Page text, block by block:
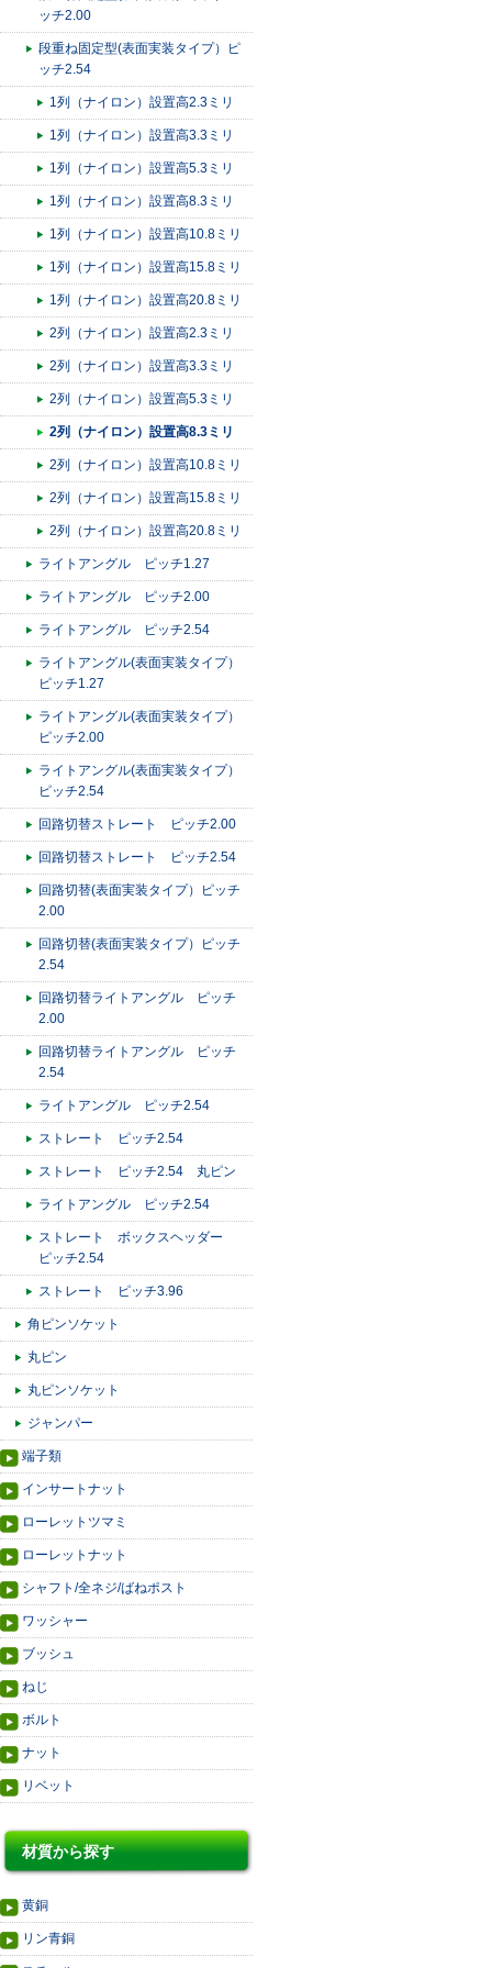
ッチ2.00
段重ね固定型(表面実装タイプ）ピ
ッチ2.54
1列（ナイロン）設置高2.3ミリ
1列（ナイロン）設置高3.3ミリ
1列（ナイロン）設置高5.3ミリ
1列（ナイロン）設置高8.3ミリ
1列（ナイロン）設置高10.8ミリ
1列（ナイロン）設置高15.8ミリ
1列（ナイロン）設置高20.8ミリ
2列（ナイロン）設置高2.3ミリ
2列（ナイロン）設置高3.3ミリ
2列（ナイロン）設置高5.3ミリ
2列（ナイロン）設置高8.3ミリ
2列（ナイロン）設置高10.8ミリ
2列（ナイロン）設置高15.8ミリ
2列（ナイロン）設置高20.8ミリ
ライトアングル ピッチ1.27
ライトアングル ピッチ2.00
ライトアングル ピッチ2.54
ライトアングル(表面実装タイプ）
ピッチ1.27
ライトアングル(表面実装タイプ）
ピッチ2.00
ライトアングル(表面実装タイプ）
ピッチ2.54
回路切替ストレート ピッチ2.00
回路切替ストレート ピッチ2.54
回路切替(表面実装タイプ）ピッチ
2.00
回路切替(表面実装タイプ）ピッチ
2.54
回路切替ライトアングル ピッチ
2.00
回路切替ライトアングル ピッチ
2.54
ライトアングル ピッチ2.54
ストレート ピッチ2.54
ストレート ピッチ2.54 丸ピン
ライトアングル ピッチ2.54
ストレート ボックスヘッダー
ピッチ2.54
ストレート ピッチ3.96
角ピンソケット
丸ピン
丸ピンソケット
ジャンパー
端子類
インサートナット
ローレットツマミ
ローレットナット
シャフト/全ネジ/ばねポスト
ワッシャー
ブッシュ
ねじ
ボルト
ナット
リベット
材質から探す
黄銅
リン青銅